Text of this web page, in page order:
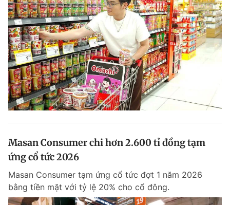
Theo dõi báo trên
Hotline
0906 645 777
Liên hệ quảng cáo
0908 780 404
Đặt báo Quảng cáo RSS Tòa soạn Chính sách bảo
Phó tổng biên tập: Trần Việt Hưng
Tổng thư ký tòa soạn: Đức Trung
Giấy phép xuất bản số 110/GP - BTTTT cấp ngày 24.3.2020
© 2003-2026 Bản quyền thuộc về Báo Thanh Niên. Cấm sao chép
dưới mọi hình thức nếu không có sự chấp thuận bằng văn bản.
Phát triển bởi ePi Technologies, JSC.
Masan Consumer chi hơn 2.600 tỉ đồng tạm
ứng cổ tức 2026
Masan Consumer tạm ứng cổ tức đợt 1 năm 2026
bằng tiền mặt với tỷ lệ 20% cho cổ đông.